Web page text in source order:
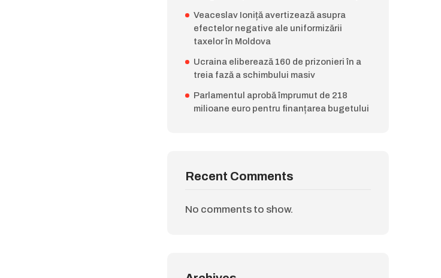
Veaceslav Ioniță avertizează asupra
efectelor negative ale uniformizării
taxelor în Moldova
Ucraina eliberează 160 de prizonieri în a
treia fază a schimbului masiv
Parlamentul aprobă împrumut de 218
milioane euro pentru finanțarea bugetului
Recent Comments
No comments to show.